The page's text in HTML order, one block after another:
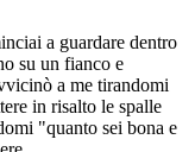
a guardare dentro
su un fianco e
a me tirandomi
in risalto le spalle
"quanto sei bona e